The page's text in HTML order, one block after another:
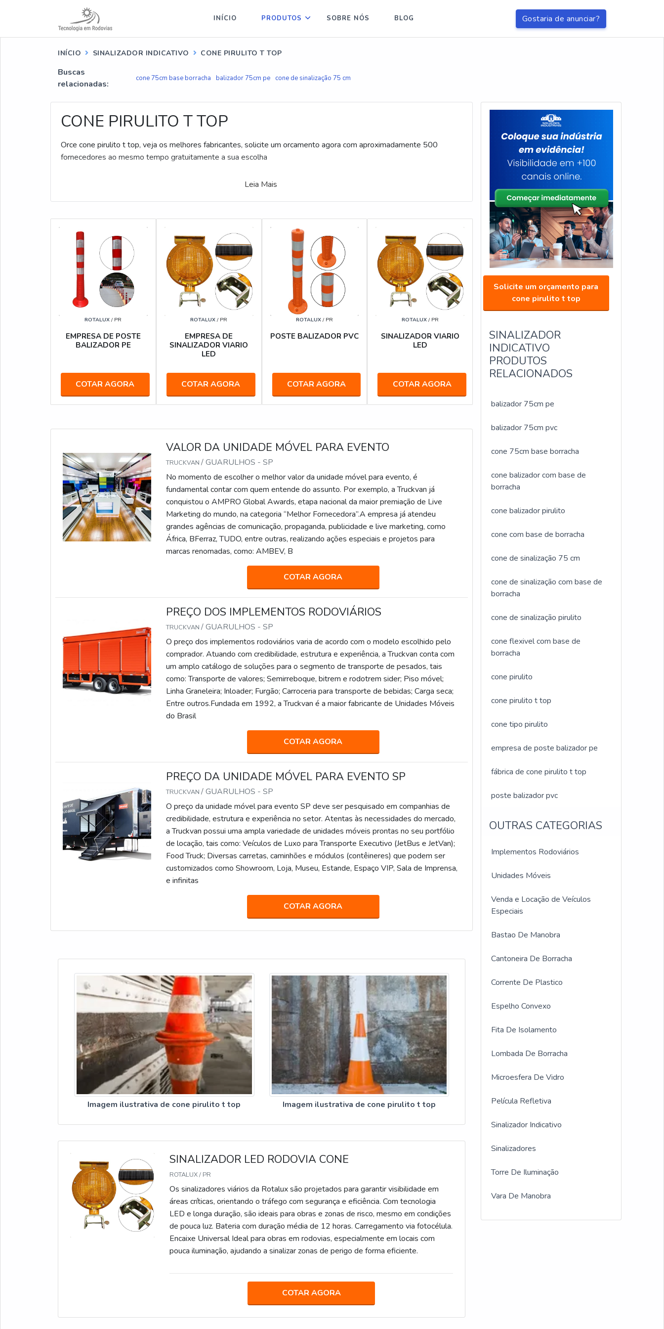
Gostaria de anunciar?
INÍCIO PRODUTOS SOBRE NÓS BLOG
INÍCIO SINALIZADOR INDICATIVO CONE PIRULITO T TOP
Buscas
relacionadas:
cone 75cm base borracha balizador 75cm pe cone de sinalização 75 cm
CONE PIRULITO T TOP
Orce cone pirulito t top, veja os melhores fabricantes, solicite um orcamento agora com aproximadamente 500
fornecedores ao mesmo tempo gratuitamente a sua escolha
Leia Mais
ROTALUX / PR
EMPRESA DE POSTE
BALIZADOR PE
COTAR AGORA
ROTALUX / PR
EMPRESA DE
SINALIZADOR VIARIO
LED
COTAR AGORA
ROTALUX/ PR
POSTE BALIZADOR PVC
COTAR AGORA
ROTALUX/ PR
SINALIZADOR VIARIO
LED
COTAR AGORA
VALOR DA UNIDADE MÓVEL PARA EVENTO
TRUCKVAN / GUARULHOS - SP
No momento de escolher o melhor valor da unidade móvel para evento, é
fundamental contar com quem entende do assunto. Por exemplo, a Truckvan já
conquistou o AMPRO Global Awards, etapa nacional da maior premiação de Live
Marketing do mundo, na categoria “Melhor Fornecedora”.A empresa já atendeu
grandes agências de comunicação, propaganda, publicidade e live marketing, como
África, BFerraz, TUDO, entre outras, realizando ações especiais e projetos para
marcas renomadas, como: AMBEV, B
COTAR AGORA
PREÇO DOS IMPLEMENTOS RODOVIÁRIOS
TRUCKVAN / GUARULHOS - SP
O preço dos implementos rodoviários varia de acordo com o modelo escolhido pelo
comprador. Atuando com credibilidade, estrutura e experiência, a Truckvan conta com
um amplo catálogo de soluções para o segmento de transporte de pesados, tais
como: Transporte de valores; Semirreboque, bitrem e rodotrem sider; Piso móvel;
Linha Graneleira; Inloader; Furgão; Carroceria para transporte de bebidas; Carga seca;
Entre outros.Fundada em 1992, a Truckvan é a maior fabricante de Unidades Móveis
do Brasil
COTAR AGORA
PREÇO DA UNIDADE MÓVEL PARA EVENTO SP
TRUCKVAN / GUARULHOS - SP
O preço da unidade móvel para evento SP deve ser pesquisado em companhias de
credibilidade, estrutura e experiência no setor. Atentas às necessidades do mercado,
a Truckvan possui uma ampla variedade de unidades móveis prontas no seu portfólio
de locação, tais como: Veículos de Luxo para Transporte Executivo (JetBus e JetVan);
Food Truck; Diversas carretas, caminhões e módulos (contêineres) que podem ser
customizados como Showroom, Loja, Museu, Estande, Espaço VIP, Sala de Imprensa,
e infinitas
COTAR AGORA
Imagem ilustrativa de cone pirulito t top Imagem ilustrativa de cone pirulito t top
SINALIZADOR LED RODOVIA CONE
ROTALUX / PR
Os sinalizadores viários da Rotalux são projetados para garantir visibilidade em
áreas críticas, orientando o tráfego com segurança e eficiência. Com tecnologia
LED e longa duração, são ideais para obras e zonas de risco, mesmo em condições
de pouca luz. Bateria com duração média de 12 horas. Carregamento via fotocélula.
Encaixe Universal Ideal para obras em rodovias, especialmente em locais com
pouca iluminação, ajudando a sinalizar zonas de perigo de forma eficiente.
COTAR AGORA
Solicite um orçamento para
cone pirulito t top
SINALIZADOR
INDICATIVO
PRODUTOS
RELACIONADOS
balizador 75cm pe
balizador 75cm pvc
cone 75cm base borracha
cone balizador com base de
borracha
cone balizador pirulito
cone com base de borracha
cone de sinalização 75 cm
cone de sinalização com base de
borracha
cone de sinalização pirulito
cone flexivel com base de
borracha
cone pirulito
cone pirulito t top
cone tipo pirulito
empresa de poste balizador pe
fábrica de cone pirulito t top
poste balizador pvc
OUTRAS CATEGORIAS
Implementos Rodoviários
Unidades Móveis
Venda e Locação de Veículos
Especiais
Bastao De Manobra
Cantoneira De Borracha
Corrente De Plastico
Espelho Convexo
Fita De Isolamento
Lombada De Borracha
Microesfera De Vidro
Película Refletiva
Sinalizador Indicativo
Sinalizadores
Torre De Iluminação
Vara De Manobra